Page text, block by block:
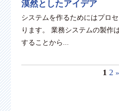
漠然としたアイデア
システムを作るためにはプロ
ります。 業務システムの製作
することから...
1 2 »